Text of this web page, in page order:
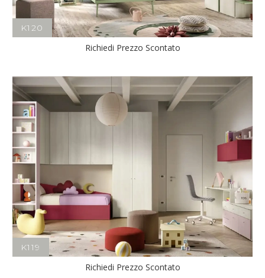
K120
Richiedi Prezzo Scontato
K119
Richiedi Prezzo Scontato